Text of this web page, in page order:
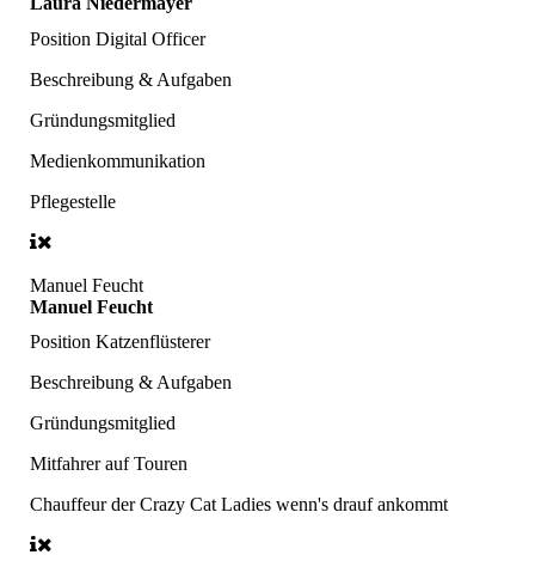
Position Digital Officer
Beschreibung & Aufgaben
Gründungsmitglied
Medienkommunikation
Pflegestelle
Manuel Feucht
Manuel Feucht
Position Katzenflüsterer
Beschreibung & Aufgaben
Gründungsmitglied
Mitfahrer auf Touren
Chauffeur der Crazy Cat Ladies wenn's drauf ankommt